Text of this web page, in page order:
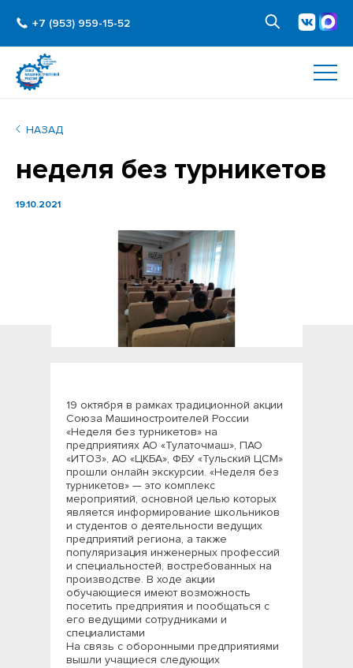
+7 (953) 959-15-52
НАЗАД
неделя без турникетов
19.10.2021
19 октября в рамках традиционной акции
Союза Машиностроителей России
«Неделя без турникетов» на
предприятиях АО «Тулаточмаш», ПАО
«ИТОЗ», АО «ЦКБА», ФБУ «Тульский ЦСМ»
прошли онлайн экскурсии. «Неделя без
турникетов» — это комплекс
мероприятий, основной целью которых
является информирование школьников
и студентов о деятельности ведущих
предприятий региона, а также
популяризация инженерных профессий
и специальностей, востребованных на
производстве. В ходе акции
обучающиеся имеют возможность
посетить предприятия и пообщаться с
его ведущими сотрудниками и
специалистами
На связь с оборонными предприятиями
вышли учащиеся следующих